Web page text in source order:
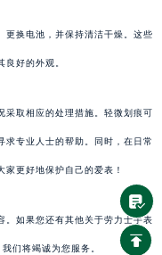
更换电池，并保持清洁干燥。这些
好的外观。
取相应的处理措施。轻微划痕可
求专业人士的帮助。同时，在日常
更好地保护自己的爱表！
。如果您还有其他关于劳力士手表
们将竭诚为您服务。